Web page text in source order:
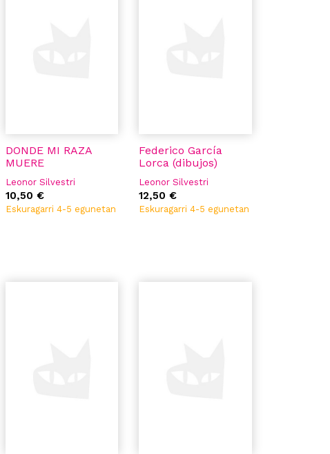
DONDE MI RAZA
MUERE
Leonor Silvestri
10,50 €
Eskuragarri 4-5 egunetan
Federico García
Lorca (dibujos)
Leonor Silvestri
12,50 €
Eskuragarri 4-5 egunetan